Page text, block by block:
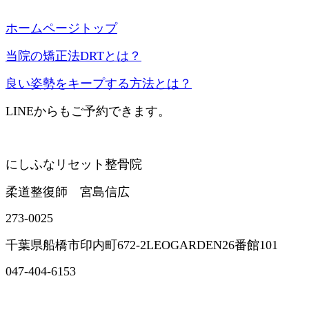
ホームページトップ
当院の矯正法DRTとは？
良い姿勢をキープする方法とは？
LINEからもご予約できます。
にしふなリセット整骨院
柔道整復師 宮島信広
273-0025
千葉県船橋市印内町672-2LEOGARDEN26番館101
047-404-6153